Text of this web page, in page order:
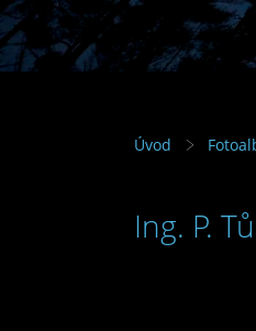
Úvod
Ing. P.